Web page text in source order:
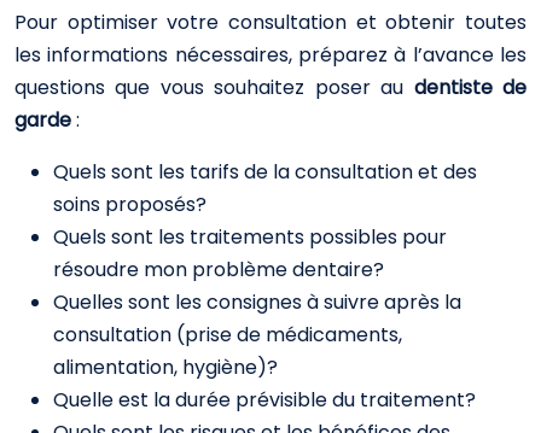
Pour optimiser votre consultation et obtenir toutes
les informations nécessaires, préparez à l’avance les
questions que vous souhaitez poser au dentiste de
garde:
Quels sont les tarifs de la consultation et des
soins proposés?
Quels sont les traitements possibles pour
résoudre mon problème dentaire?
Quelles sont les consignes à suivre après la
consultation (prise de médicaments,
alimentation, hygiène)?
Quelle est la durée prévisible du traitement?